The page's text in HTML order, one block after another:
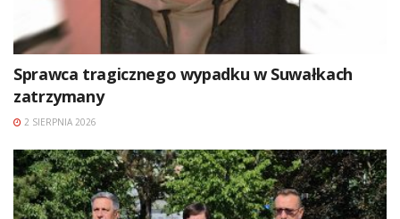
Sprawca tragicznego wypadku w Suwałkach
zatrzymany
2 SIERPNIA 2026